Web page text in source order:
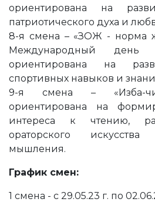
ориентирована на
патриотического духа и
8-я смена – «ЗОЖ - норма
Международный день
ориентирована на
спортивных навыков и
9-я смена – «Изба-
ориентирована на
интереса к чтению,
ораторского
мышления.
График смен:
1 смена - с 29.05.23 г. по